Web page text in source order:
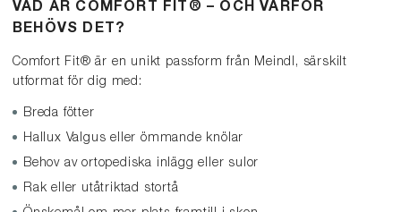
VAD ÄR COMFORT FIT® – OCH VARFÖR
BEHÖVS DET?
Comfort Fit® är en unikt passform från Meindl, särskilt
utformat för dig med:
Breda fötter
Hallux Valgus eller ömmande knölar
Behov av ortopediska inlägg eller sulor
Rak eller utåtriktad stortå